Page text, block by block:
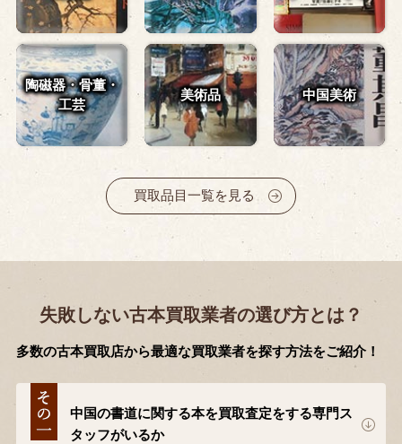
陶磁器・骨董・
工芸
美術品 中国美術
買取品目一覧を見る
失敗しない古本買取業者の選び方とは？
多数の古本買取店から最適な買取業者を探す方法をご紹介！
中国の書道に関する本を買取査定をする専門ス
タッフがいるか